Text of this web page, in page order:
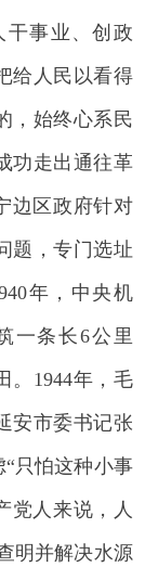
干事业、创政
给人民以看得
，始终心系民
功走出通往革
边区政府针对
题，专门选址
年，中央机
一条长6公里
。1944年，毛
安市委书记张
只怕这种小事
党人来说，人
明并解决水源